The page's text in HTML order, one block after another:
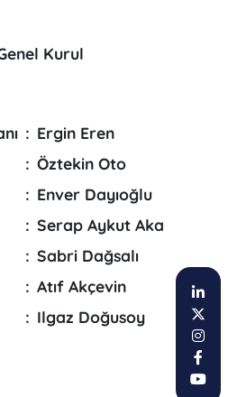
Kurul
: Ergin Eren
: Öztekin Oto
: Enver Dayıoğlu
: Serap Aykut Aka
: Sabri Dağsalı
: Atıf Akçevin
: Ilgaz Doğusoy